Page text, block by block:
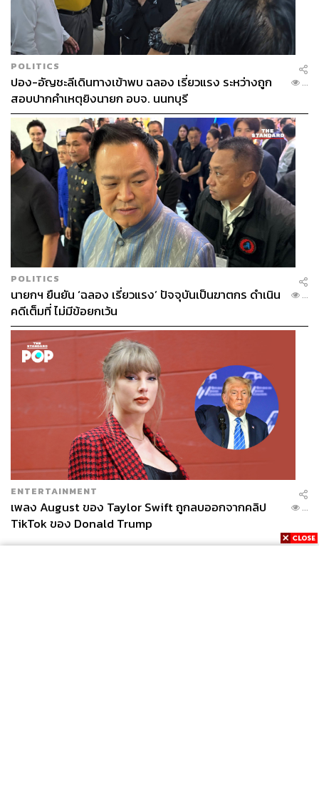
POLITICS
ปอง-อัญชะลีเดินทางเข้าพบ ฉลอง เรี่ยวแรง ระหว่างถูก
สอบปากคำเหตุยิงนายก อบจ. นนทบุรี
...
POLITICS
นายกฯ ยืนยัน ‘ฉลอง เรี่ยวแรง’ ปัจจุบันเป็นฆาตกร ดำเนิน
คดีเต็มที่ ไม่มีข้อยกเว้น
...
ENTERTAINMENT
เพลง August ของ Taylor Swift ถูกลบออกจากคลิป
TikTok ของ Donald Trump
...